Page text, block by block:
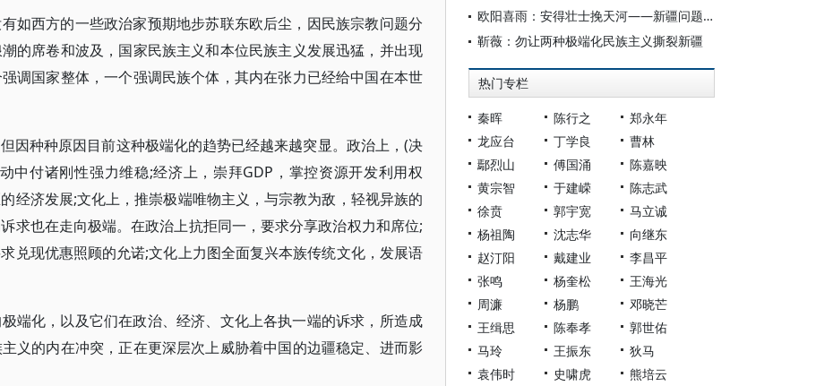
如西方的一些政治家预期地步苏联东欧后尘，因民族宗教问题分
的席卷和波及，国家民族主义和本位民族主义发展迅猛，并出现
调国家整体，一个强调民族个体，其内在张力已经给中国在本世
因种种原因目前这种极端化的趋势已经越来越突显。政治上，(决
中付诸刚性强力维稳;经济上，崇拜GDP，掌控资源开发利用权
经济发展;文化上，推崇极端唯物主义，与宗教为敌，轻视异族的
求也在走向极端。在政治上抗拒同一，要求分享政治权力和席位;
兑现优惠照顾的允诺;文化上力图全面复兴本族传统文化，发展语
端化，以及它们在政治、经济、文化上各执一端的诉求，所造成
义的内在冲突，正在更深层次上威胁着中国的边疆稳定、进而影
欧阳喜雨：安得壮士挽天河——新疆问题小析
靳薇：勿让两种极端化民族主义撕裂新疆
热门专栏
秦晖 陈行之
郑永年
龙应台
丁学良
曹林
鄢烈山
傅国涌
陈嘉映
黄宗智
于建嵘
陈志武
徐贲
郭宇宽
马立诚
杨祖陶
沈志华
向继东
赵汀阳
戴建业
李昌平
张鸣
杨奎松
王海光
周濂
杨鹏
邓晓芒
王缉思
陈奉孝
郭世佑
马玲
王振东
狄马
袁伟时
史啸虎
熊培云